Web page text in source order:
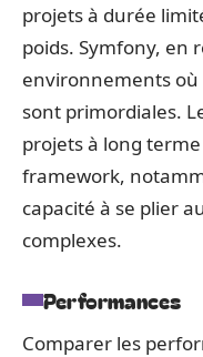
projets à durée
poids. Symfony, en
environnements
sont primordiales.
projets à long
framework,
capacité à se plier
complexes.
Performances
Comparer les